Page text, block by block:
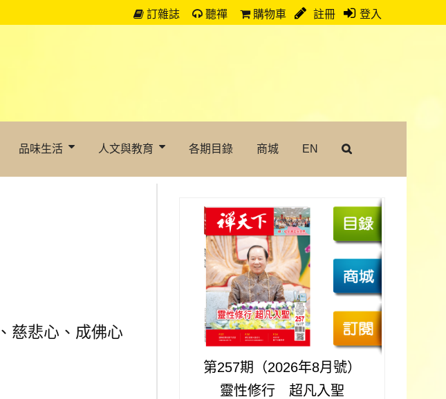
訂雜誌 聽禪 購物車 註冊 登入
品味生活 人文與教育 各期目錄 商城 EN
慈悲心、成佛心
第257期（2026年8月號）
靈性修行 超凡入聖